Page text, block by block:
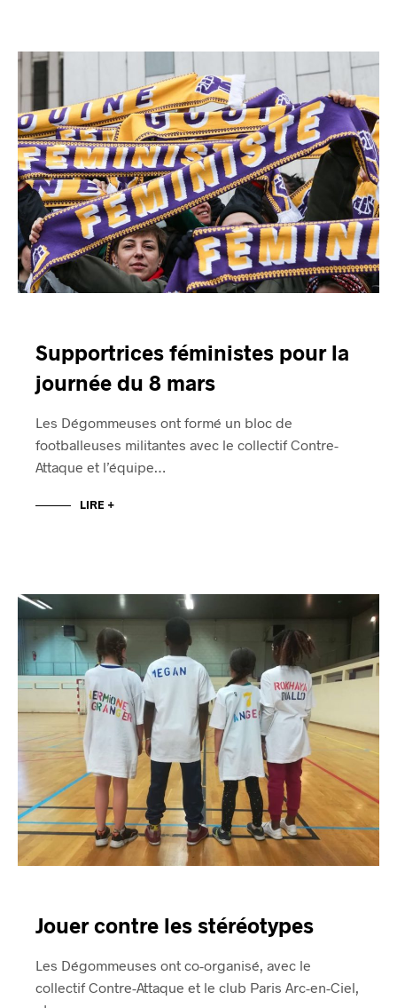
Supportrices féministes pour la
journée du 8 mars
Les Dégommeuses ont formé un bloc de
footballeuses militantes avec le collectif Contre-
Attaque et l’équipe…
LIRE +
Jouer contre les stéréotypes
Les Dégommeuses ont co-organisé, avec le
collectif Contre-Attaque et le club Paris Arc-en-Ciel,